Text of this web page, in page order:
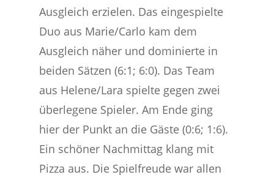
Ausgleich erzielen. Das eingespielte
Duo aus Marie/Carlo kam dem
Ausgleich näher und dominierte in
beiden Sätzen (6:1; 6:0). Das Team
aus Helene/Lara spielte gegen zwei
überlegene Spieler. Am Ende ging
hier der Punkt an die Gäste (0:6; 1:6).
Ein schöner Nachmittag klang mit
Pizza aus. Die Spielfreude war allen